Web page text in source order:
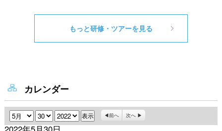
もっと研修・ツアーを見る
カレンダー
月 日 年 前へ 次へ